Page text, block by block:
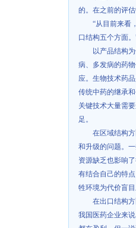
的。在之前的评
“从目前来看
口结构五个方面。
以产品结构
病、多发病的药
应。生物技术药
传统中药的继承
关键技术大量需
足。
在区域结构
和升级的问题。
资源缺乏也影响
有结合自己的特
牲环境为代价盲
在出口结构
我国医药企业来